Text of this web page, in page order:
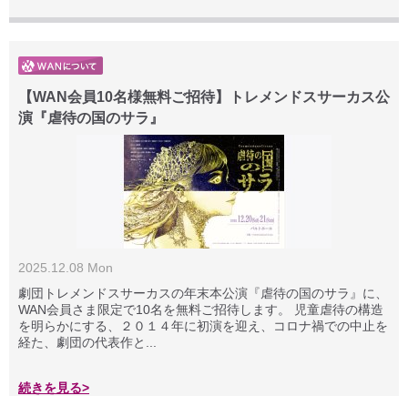
【WAN会員10名様無料ご招待】トレメンドスサーカス公
演『虐待の国のサラ』
2025.12.08 Mon
劇団トレメンドスサーカスの年末本公演『虐待の国のサラ』に、
WAN会員さま限定で10名を無料ご招待します。 児童虐待の構造
を明らかにする、２０１４年に初演を迎え、コロナ禍での中止を
経た、劇団の代表作と...
続きを見る>